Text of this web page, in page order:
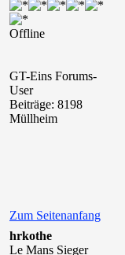
Offline
GT-Eins Forums-
User
Beiträge: 8198
Müllheim
Zum Seitenanfang
hrkothe
Le Mans Sieger